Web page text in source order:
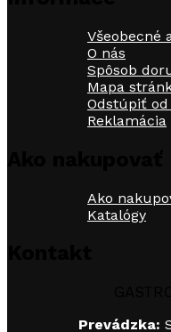
Všeobecné
O nás
Spôsob
Mapa
Odstúpiť
Reklamácia
Ako
Katalógy
Prevádzka: